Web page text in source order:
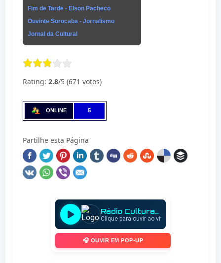
Fim de Tarde - Elson Pacheco
Ouvinte Sorocaba - Jornalismo
Jornal da Cultural
Rating:2.8/5 (671 votos)
ONLINE 5
Partilhe esta Página
🎧 OUVIR EM POP-UP